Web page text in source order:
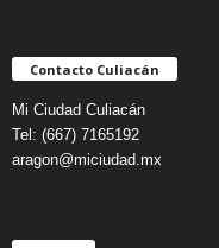
Contacto Culiacán
Mi Ciudad Culiacán
Tel: (667) 7165192
aragon@miciudad.mx